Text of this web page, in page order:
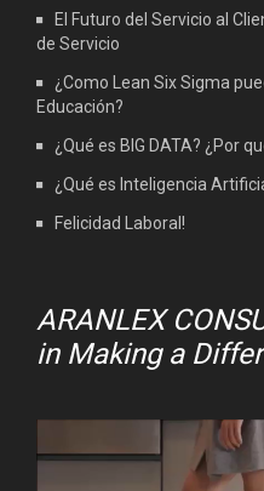
El Futuro del Servicio al
de Servicio
¿Como Lean Six Sigma
Educación?
¿Qué es BIG DATA? ¿Por
¿Qué es Inteligencia
Felicidad Laboral!
ARANLEX
in Making a
Player